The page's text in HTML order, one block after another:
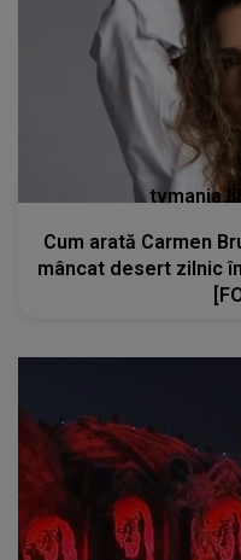
Cum arată Carmen
mâncat desert zilnic